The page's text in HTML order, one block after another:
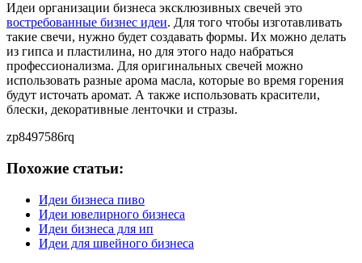
Идеи организации бизнеса эксклюзивных свечей это
востребованные бизнес идеи. Для того чтобы изготавливать
такие свечи, нужно будет создавать формы. Их можно делать
из гипса и пластилина, но для этого надо набраться
профессионализма. Для оригинальных свечей можно
использовать разные арома масла, которые во время горения
будут источать аромат. А также использовать красители,
блески, декоративные ленточки и стразы.
zp8497586rq
Похожие статьи:
Идеи бизнеса пиво
Идеи ювелирного бизнеса
Идеи бизнеса для ип
Идеи для швейного бизнеса